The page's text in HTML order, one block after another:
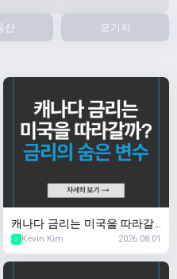
산 모기지
캐나다 금리는 미국을 따라갈
까? 금리의 숨은 변수
2 Kevin Kim 2026.08.01